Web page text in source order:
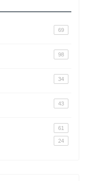
69
98
34
43
61
24